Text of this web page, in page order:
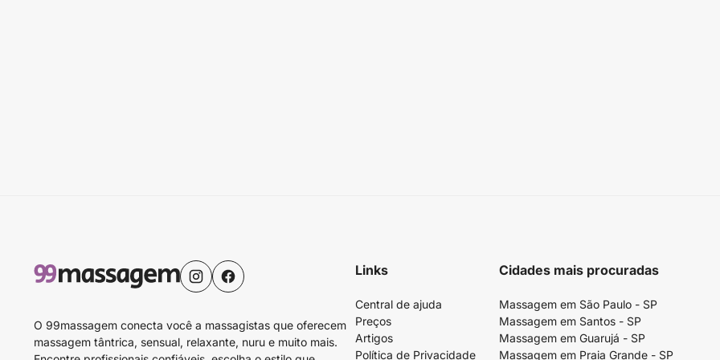
O 99massagem conecta você a massagistas que oferecem
massagem tântrica, sensual, relaxante, nuru e muito mais.
Links
Central de ajuda
Preços
Artigos
Política de Privacidade
Cidades mais procuradas
Massagem em São Paulo - SP
Massagem em Santos - SP
Massagem em Guarujá - SP
Massagem em Praia Grande - SP